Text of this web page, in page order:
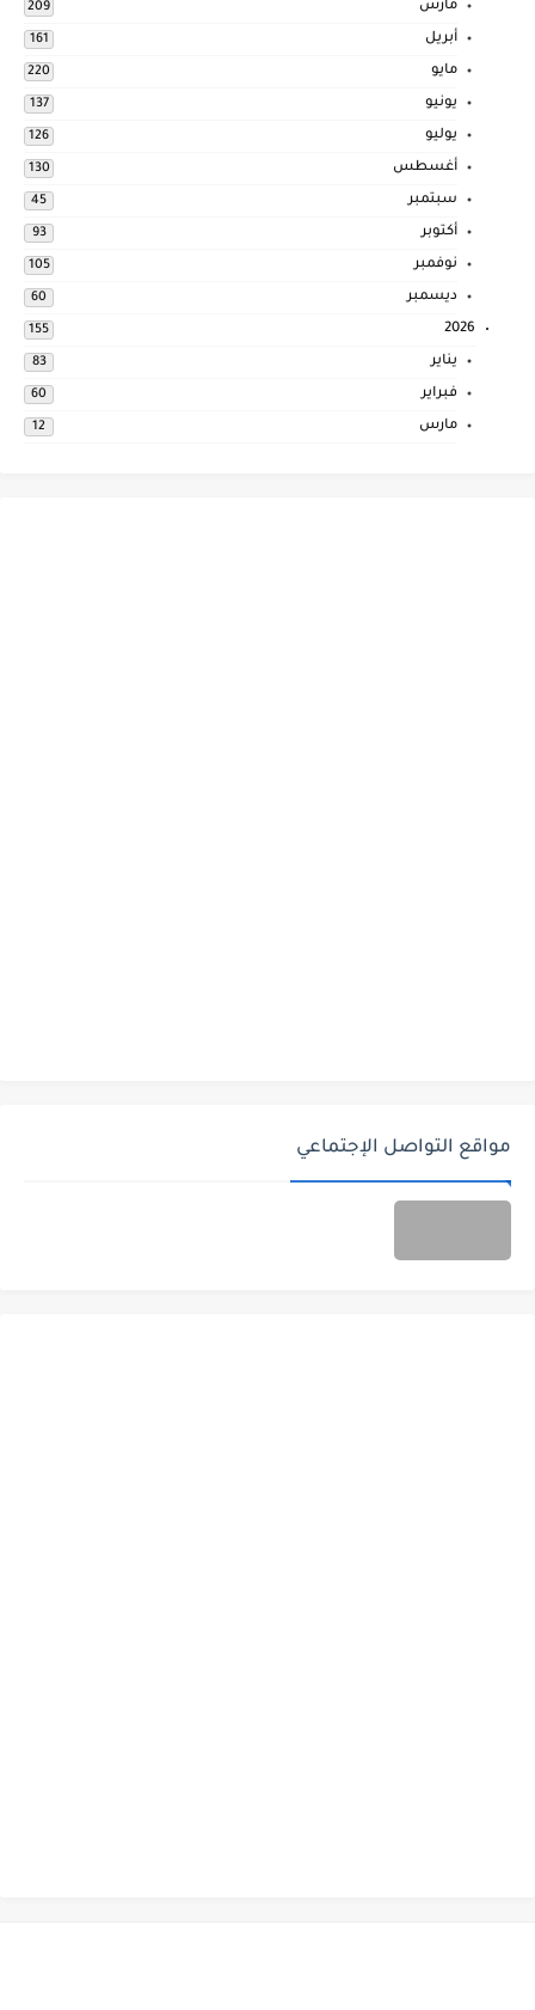
مارس 209
أبريل 161
مايو 220
يونيو 137
يوليو 126
أغسطس 130
سبتمبر 45
أكتوبر 93
نوفمبر 105
ديسمبر 60
2026
155
يناير 83
فبراير 60
مارس 12
مواقع التواصل الإجتماعي